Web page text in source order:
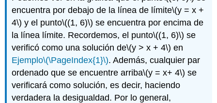
encuentra por debajo de la línea de límite\(y = x +
4\) y el punto\((1, 6)\) se encuentra por encima de
la línea límite. Recordemos, el punto\((1, 6)\) se
verificó como una solución de\(y > x + 4\) en
Ejemplo\(\PageIndex{1}\). Además, cualquier par
ordenado que se encuentre arriba\(y = x+ 4\) se
verificará como solución, es decir, haciendo
verdadera la desigualdad. Por lo general,